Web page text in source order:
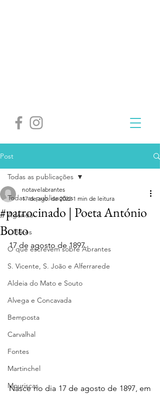
Post
Todas as publicações
Agenda
Olhares
O que escrevem sobre Abrantes
S. Vicente, S. João e Alferrarede
Aldeia do Mato e Souto
Alvega e Concavada
Bemposta
Carvalhal
Fontes
Martinchel
Mouriscas
Todas as publicações
#patrocinado | Poeta António
Botto
notavelabrantes
17 de ago. de 2022 1 min de leitura
17 de agosto de 1897.
Nasce no dia 17 de agosto de 1897, em